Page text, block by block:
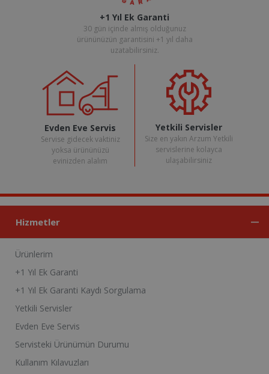
+1 Yıl Ek Garanti
30 gün içinde almış olduğunuz
ürününüzün garantisini +1 yıl daha
uzatabilirsiniz.
Evden Eve Servis
Servise gidecek vaktiniz
yoksa ürününüzü
evinizden alalım
Yetkili Servisler
Size en yakın Arzum Yetkili
servislerine kolayca
ulaşabilirsiniz
Hizmetler
Ürünlerim
+1 Yıl Ek Garanti
+1 Yıl Ek Garanti Kaydı Sorgulama
Yetkili Servisler
Evden Eve Servis
Servisteki Ürünümün Durumu
Kullanım Kılavuzları